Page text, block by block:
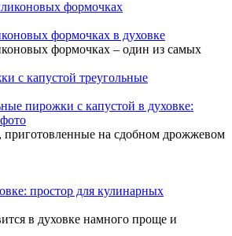
формочках в духовке
формочках – один из самых
пирожки с капустой в духовке:
на сдобном дрожжевом
простор для кулинарных
в духовке намного проще и